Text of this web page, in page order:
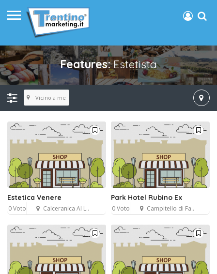
Features:Estetista
Vicino a me
Estetica Venere
0 Voto Calceranica Al L..
Park Hotel Rubino Ex
0 Voto Campitello di Fa..